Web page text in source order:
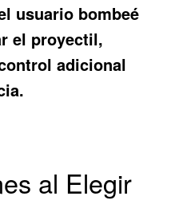
usuario bombeé
el proyectil,
adicional
al Elegir